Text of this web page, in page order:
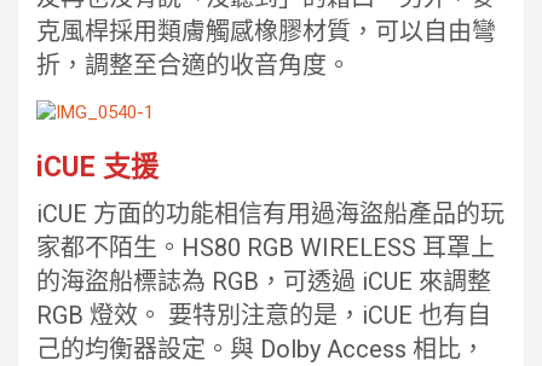
克風桿採用類膚觸感橡膠材質，可以自由彎
折，調整至合適的收音角度。
iCUE 支援
iCUE 方面的功能相信有用過海盜船產品的玩
家都不陌生。HS80 RGB WIRELESS 耳罩上
的海盜船標誌為 RGB，可透過 iCUE 來調整
RGB 燈效。 要特別注意的是，iCUE 也有自
己的均衡器設定。與 Dolby Access 相比，